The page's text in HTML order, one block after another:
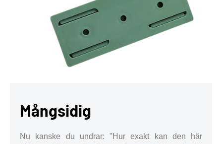
Mångsidig
Nu kanske du undrar: "Hur exakt kan den här